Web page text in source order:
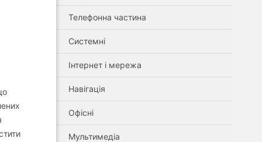
Телефонна частина
Системні
Інтернет і мережа
Навігація
Офісні
Мультимедіа